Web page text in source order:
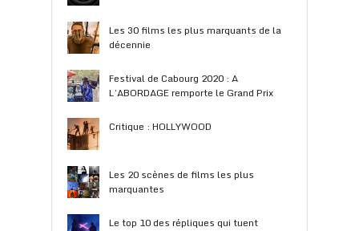
Les 30 films les plus marquants de la
décennie
Festival de Cabourg 2020 : A
L’ABORDAGE remporte le Grand Prix
Critique : HOLLYWOOD
Les 20 scènes de films les plus
marquantes
Le top 10 des répliques qui tuent